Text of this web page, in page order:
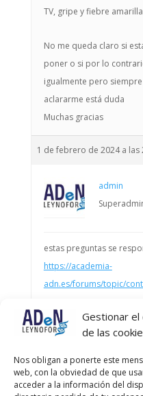
Gestionar
de las
Nos obligan a ponerte este
web, con la obviedad de que
acceder a la información del
TV, gripe y fiebre
No me queda claro si
poner o si por lo
igualmente pero
aclararme está duda
Muchas gracias
1 de febrero de 2024 a las
admin
estas preguntas se
https://academia-
adn.es/forums/topic/
Autor
Debes estar registrado